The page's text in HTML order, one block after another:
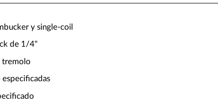
y single-coil
de 1/4"
tremolo
especificadas